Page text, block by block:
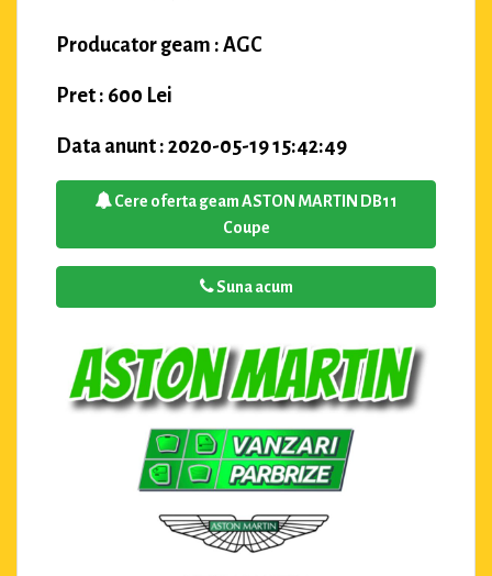
Producator geam : AGC
Pret : 600 Lei
Data anunt : 2020-05-19 15:42:49
Cere oferta geam ASTON MARTIN DB11
Coupe
Suna acum